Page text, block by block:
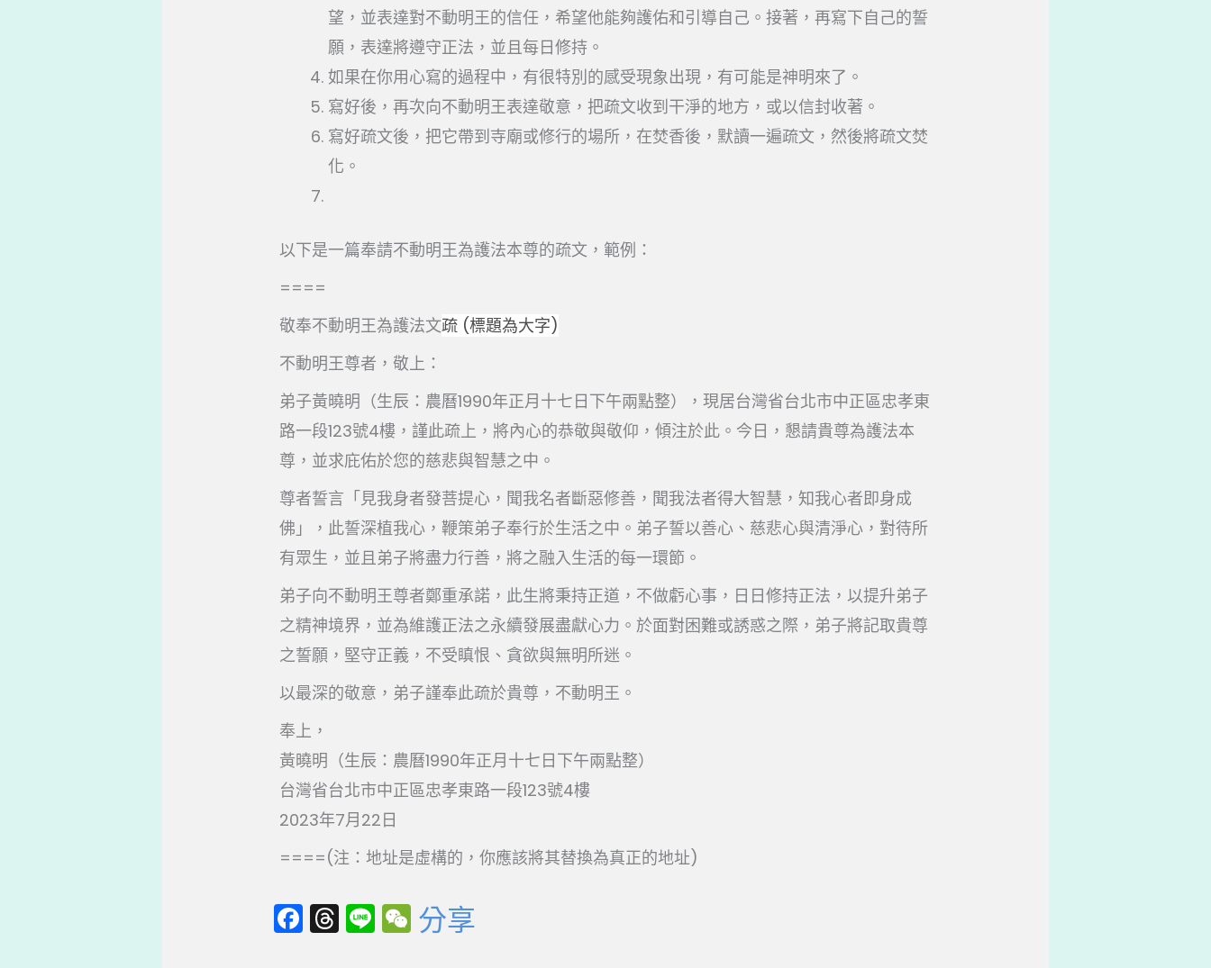
望，並表達對不動明王的信任，希望他能夠護佑和引導自己。接著，再寫下自己的誓
願，表達將遵守正法，並且每日修持。
如果在你用心寫的過程中，有很特別的感受現象出現，有可能是神明來了。
寫好後，再次向不動明王表達敬意，把疏文收到干淨的地方，或以信封收著。
寫好疏文後，把它帶到寺廟或修行的場所，在焚香後，默讀一遍疏文，然後將疏文焚
化。
以下是一篇奉請不動明王為護法本尊的疏文，範例：
====
敬奉不動明王為護法文疏 (標題為大字)
不動明王尊者，敬上：
弟子黃曉明（生辰：農曆1990年正月十七日下午兩點整），現居台灣省台北市中正區忠孝東
路一段123號4樓，謹此疏上，將內心的恭敬與敬仰，傾注於此。今日，懇請貴尊為護法本
尊，並求庇佑於您的慈悲與智慧之中。
尊者誓言「見我身者發菩提心，聞我名者斷惡修善，聞我法者得大智慧，知我心者即身成
佛」，此誓深植我心，鞭策弟子奉行於生活之中。弟子誓以善心、慈悲心與清淨心，對待所
有眾生，並且弟子將盡力行善，將之融入生活的每一環節。
弟子向不動明王尊者鄭重承諾，此生將秉持正道，不做虧心事，日日修持正法，以提升弟子
之精神境界，並為維護正法之永續發展盡獻心力。於面對困難或誘惑之際，弟子將記取貴尊
之誓願，堅守正義，不受瞋恨、貪欲與無明所迷。
以最深的敬意，弟子謹奉此疏於貴尊，不動明王。
奉上，
黃曉明（生辰：農曆1990年正月十七日下午兩點整）
台灣省台北市中正區忠孝東路一段123號4樓
2023年7月22日
====(注：地址是虛構的，你應該將其替換為真正的地址)
F
a
T
hr
Li
n
W
e
分享